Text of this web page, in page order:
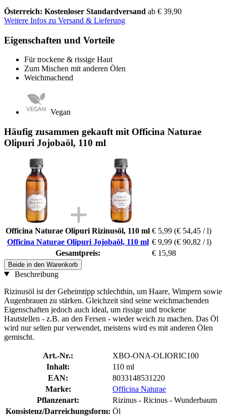
Österreich: Kostenloser Standardversand ab € 39,90
Weitere Infos zu Versand & Lieferung
Eigenschaften und Vorteile
Für trockene & rissige Haut
Zum Mischen mit anderen Ölen
Weichmachend
Vegan
Häufig zusammen gekauft mit Officina Naturae
Olipuri Jojobaöl, 110 ml
Officina Naturae Olipuri Rizinusöl, 110 ml € 5,99 (€ 54,45 / l)
Officina Naturae Olipuri Jojobaöl, 110 ml € 9,99 (€ 90,82 / l)
Gesamtpreis:
€ 15,98
Beide in den Warenkorb
Beschreibung
Rizinusöl ist der Geheimtipp schlechthin, um Haare, Wimpern sowie
Augenbrauen zu stärken. Gleichzeit sind seine weichmachenden
Eigenschaften jedoch auch ideal, um rissige und trockene
Hautstellen - z.B. an den Fersen - wieder weich zu machen. Das Öl
wird nur selten pur verwendet, meistens wird es mit anderen Ölen
gemischt.
Art.-Nr.:
XBO-ONA-OLIORIC100
Inhalt:
110 ml
EAN:
8033148531220
Marke:
Officina Naturae
Pflanzenart:
Rizinus - Ricinus - Wunderbaum
Konsistenz/Darreichungsform: Öl